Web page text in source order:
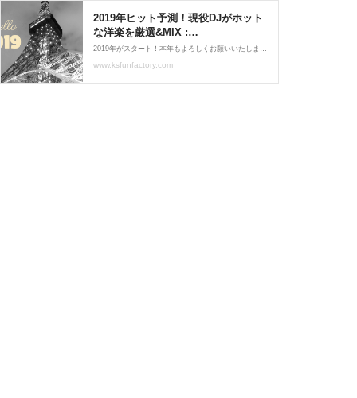
2019年ヒット予測！現役DJがホット
な洋楽を厳選&MIX :
www.ksfunfactory.com
2019年がスタート！本年もよろしくお願いいたします。早速ですが・・・元旦に55曲59分間のDJミックスをMixcloud上で公開しましたのでご紹介！今回は数字的な部分にも触れてお届けしたいと思います。＜目次＞2018年リリースの楽曲振り返り新作はMixcloudのチャートに堂々ラン
www.ksfunfactory.com